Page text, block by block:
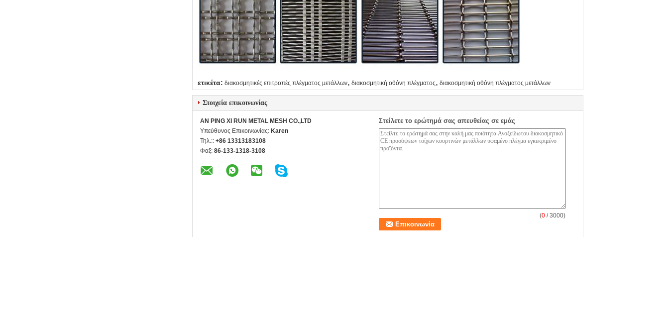
ετικέτα: διακοσμητικές επιτροπές πλέγματος μετάλλων, διακοσμητική οθόνη πλέγματος, διακοσμητική οθόνη πλέγματος μετάλλων
Στοιχεία επικοινωνίας
AN PING XI RUN METAL MESH CO.,LTD
Υπεύθυνος Επικοινωνίας: Karen
Τηλ.:: +86 13313183108
Φαξ: 86-133-1318-3108
Στείλετε το ερώτημά σας απευθείας σε εμάς
(0 / 3000)